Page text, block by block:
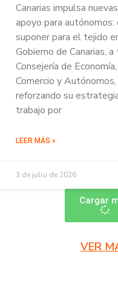
Canarias impulsa
apoyo para autónomos:
suponer para el tejido
Gobierno de Canarias,
Consejería de
Comercio y
reforzando su
trabajo por
LEER MÁS »
3 de julio de 2026
Cargar
VER